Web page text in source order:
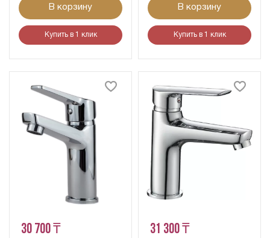
В корзину
Купить в 1 клик
В корзину
Купить в 1 клик
30 700 ₸ 31 300 ₸